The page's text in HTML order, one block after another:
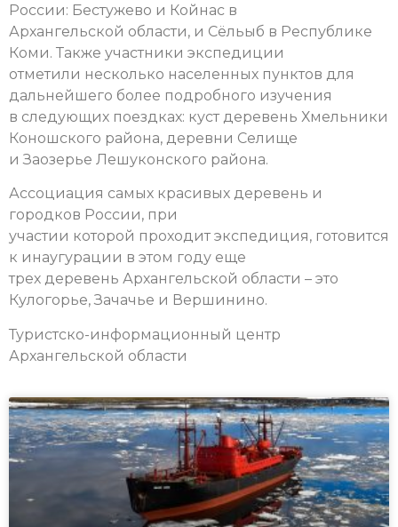
России: Бестужево и Койнас в
Архангельской области, и Сёльыб в Республике
Коми. Также участники экспедиции
отметили несколько населенных пунктов для
дальнейшего более подробного изучения
в следующих поездках: куст деревень Хмельники
Коношского района, деревни Селище
и Заозерье Лешуконского района.
Ассоциация самых красивых деревень и
городков России, при
участии которой проходит экспедиция, готовится
к инаугурации в этом году еще
трех деревень Архангельской области – это
Кулогорье, Зачачье и Вершинино.
Туристско-информационный центр
Архангельской области